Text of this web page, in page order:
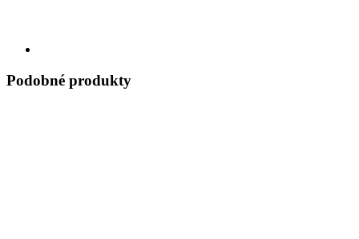
Podobné produkty